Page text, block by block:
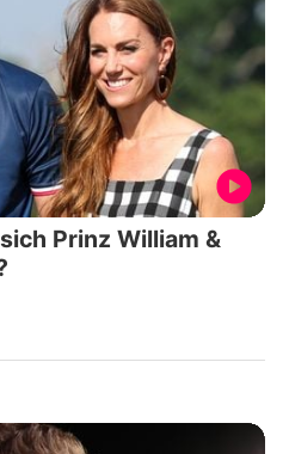
Prinz William &